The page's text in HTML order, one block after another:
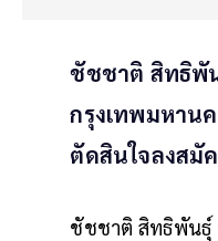
ชัชชาติ สิทธิพั
กรุงเทพมหาน
ตัดสินใจลงสมั
ชัชชาติ สิทธิพันธุ์